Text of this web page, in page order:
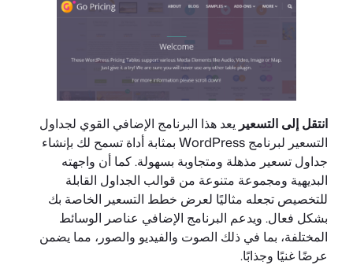
انتقل إلى التسعير يعد هذا البرنامج الإضافي القوي لجداول
التسعير لبرنامج WordPress بمثابة أداة تسمح لك بإنشاء
جداول تسعير مذهلة ومتجاوبة بسهولة. كما أن واجهته
البديهية ومجموعة متنوعة من قوالب الجداول القابلة
للتخصيص تجعله مثاليًا لعرض خطط التسعير الخاصة بك
بشكل فعال. ويدعم البرنامج الإضافي عناصر الوسائط
المختلفة، بما في ذلك الصوت والفيديو والصور، مما يضمن
عرضًا غنيًا وجذابًا.